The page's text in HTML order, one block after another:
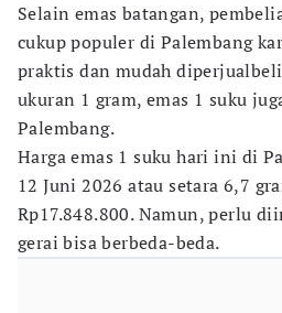
Selain emas batangan,
cukup populer di Palembang
praktis dan mudah
ukuran 1 gram, emas 1 suku
Palembang.
Harga emas 1 suku hari ini di
12 Juni 2026 atau setara 6,7
Rp17.848.800. Namun, perlu
gerai bisa berbeda-beda.